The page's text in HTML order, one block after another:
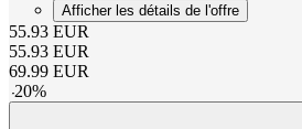
Afficher les détails de l'offre
55.93 EUR
55.93 EUR
69.99 EUR
-20%